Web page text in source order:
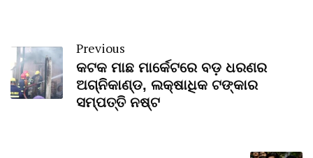
Previous
କଟକ ମାଛ ମାର୍କେଟରେ ବଡ଼ ଧରଣର
ଅଗ୍ନିକାଣ୍ଡ, ଲକ୍ଷାଧିକ ଟଙ୍କାର
ସମ୍ପତ୍ତି ନଷ୍ଟ